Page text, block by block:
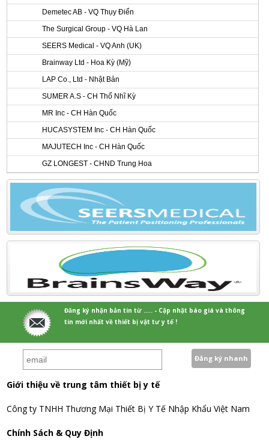
Demetec AB - VQ Thụy Điển
The Surgical Group - VQ Hà Lan
SEERS Medical - VQ Anh (UK)
Brainway Ltd - Hoa Kỳ (Mỹ)
LAP Co., Ltd - Nhật Bản
SUMER A.S - CH Thổ Nhĩ Kỳ
MR Inc - CH Hàn Quốc
HUCASYSTEM Inc - CH Hàn Quốc
MAJUTECH Inc - CH Hàn Quốc
GZ LONGEST - CHND Trung Hoa
Đăng ký nhận bản tin từ ..... - Cập nhật báo giá và thông
tin mới nhất về thiết bị vật tư y tế !
Giới thiệu về trung tâm thiết bị y tế
Công ty TNHH Thương Mại Thiết Bị Y Tế Nhập Khẩu Việt Nam
Chính Sách & Quy Định